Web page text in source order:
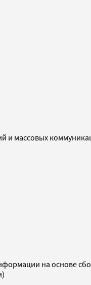
и массовых
на основе